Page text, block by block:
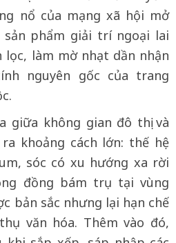
nổ của mạng xã hội mở
sản phẩm giải trí ngoại lai
làm mờ nhạt dần nhận
nguyên gốc của trang
giữa không gian đô thị và
khoảng cách lớn: thế hệ
sóc có xu hướng xa rời
đồng bám trụ tại vùng
bản sắc nhưng lại hạn chế
văn hóa. Thêm vào đó,